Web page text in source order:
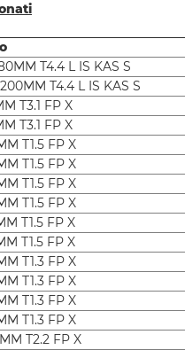
T4.4 L IS KAS S
T4.4 L IS KAS S
T3.1 FP X
T3.1 FP X
T1.5 FP X
T1.5 FP X
T1.5 FP X
T1.5 FP X
T1.5 FP X
T1.5 FP X
T1.3 FP X
T1.3 FP X
T1.3 FP X
T1.3 FP X
T2.2 FP X